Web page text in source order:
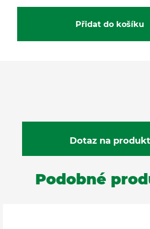
Přidat do košíku
Podobné